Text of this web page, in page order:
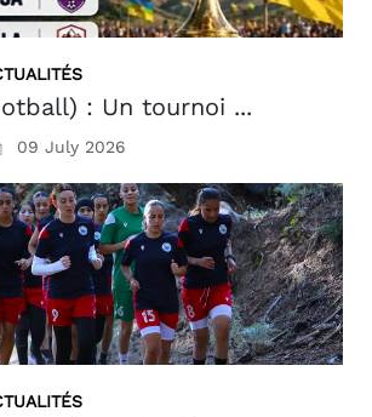
: Un tournoi ...
09 July 2026